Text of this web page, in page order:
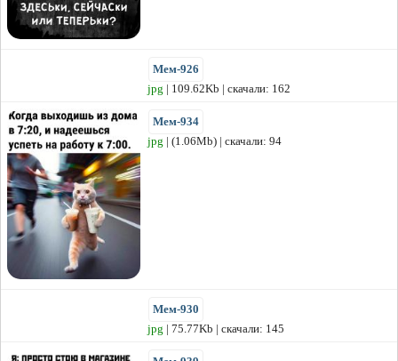
Мем-926
jpg | 109.62Kb | скачали: 162
Мем-934
jpg | (1.06Mb) | скачали: 94
Мем-930
jpg | 75.77Kb | скачали: 145